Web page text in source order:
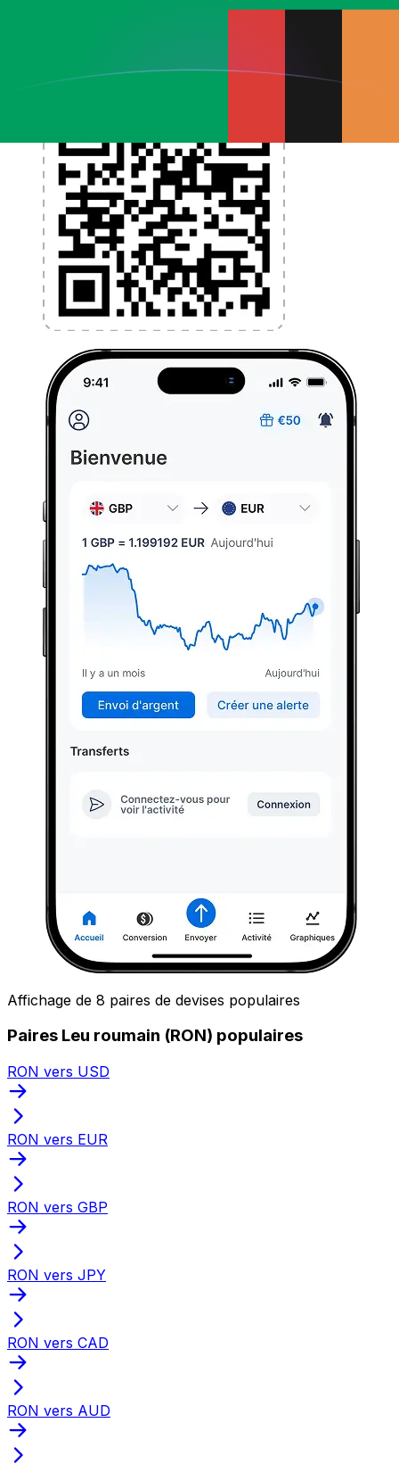
Affichage de 8 paires de devises populaires
Paires Leu roumain (RON) populaires
RON vers USD
RON vers EUR
RON vers GBP
RON vers JPY
RON vers CAD
RON vers AUD